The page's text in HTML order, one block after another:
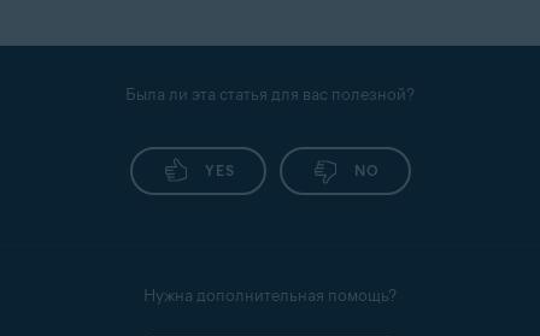
Была ли эта статья для вас полезной?
YES NO
Нужна дополнительная помощь?